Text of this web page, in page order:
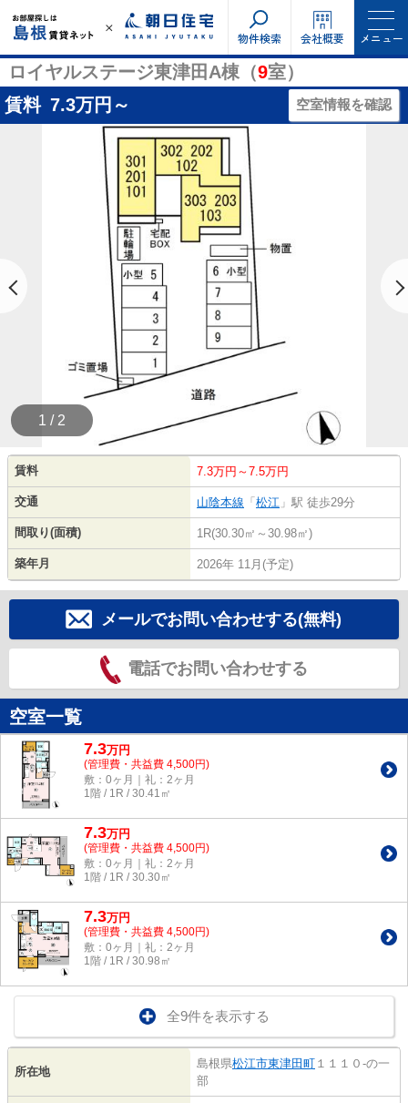
物件検索 会社概要 メニュー
ロイヤルステージ東津田A棟（9室）
賃料 7.3万円～ 空室情報を確認
1 / 2
賃料 7.3万円～7.5万円
交通 山陰本線 「 松江 」駅 徒歩29分
間取り(面積) 1R(30.30㎡～30.98㎡)
築年月 2026年 11月(予定)
メールでお問い合わせする(無料)
電話でお問い合わせする
空室一覧
7.3万円
(管理費・共益費 4,500円)
敷：0ヶ月｜礼：2ヶ月
1階 / 1R / 30.41㎡
7.3万円
(管理費・共益費 4,500円)
敷：0ヶ月｜礼：2ヶ月
1階 / 1R / 30.30㎡
7.3万円
(管理費・共益費 4,500円)
敷：0ヶ月｜礼：2ヶ月
1階 / 1R / 30.98㎡
全9件を表示する
所在地
島根県松江市東津田町 １１１０-の一
部